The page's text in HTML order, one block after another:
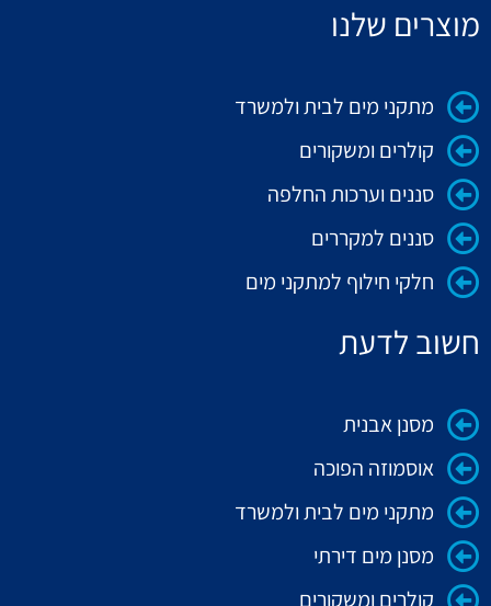
מוצרים שלנו
מתקני מים לבית ולמשרד
קולרים ומשקורים
סננים וערכות החלפה
סננים למקררים
חלקי חילוף למתקני מים
חשוב לדעת
מסנן אבנית
אוסמוזה הפוכה
מתקני מים לבית ולמשרד
מסנן מים דירתי
קולרים ומשקורים